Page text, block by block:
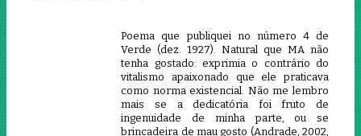
Poema que publiquei no número 4 de
Verde (dez. 1927). Natural que MA não
tenha gostado: exprimia o contrário do
vitalismo apaixonado que ele praticava
como norma existencial. Não me lembro
mais se a dedicatória foi fruto de
ingenuidade de minha parte, ou se
brincadeira de mau gosto (Andrade, 2002,